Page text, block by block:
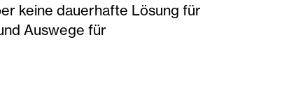
keine dauerhafte Lösung für
Auswege für